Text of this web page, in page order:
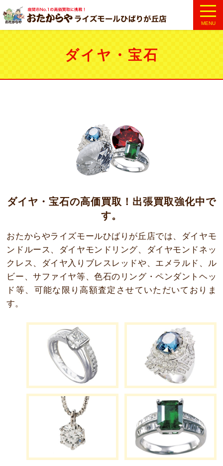
MENU
ダイヤ・宝石
ダイヤ・宝石の高価買取！出張買取強化中で
す。
おたからやライズモールひばりが丘店では、ダイヤモ
ンドルース、ダイヤモンドリング、ダイヤモンドネッ
クレス、ダイヤ入りブレスレッドや、エメラルド、ル
ビー、サファイヤ等、色石のリング・ペンダントヘッ
ド等、可能な限り高額査定させていただいておりま
す。